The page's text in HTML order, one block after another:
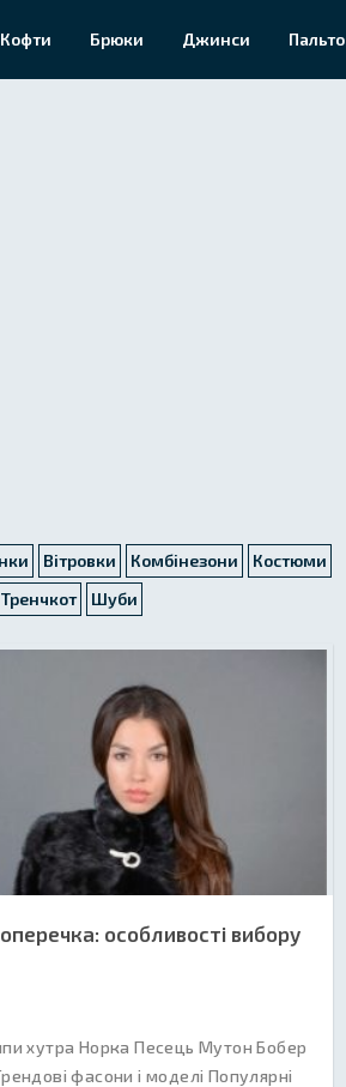
Кофти Брюки Джинси Пальто
Вітровки Комбінезони
Костюми
Тренчкот Шуби
особливості вибору
хутра Норка Песець Мутон Бобер
фасони і моделі Популярні